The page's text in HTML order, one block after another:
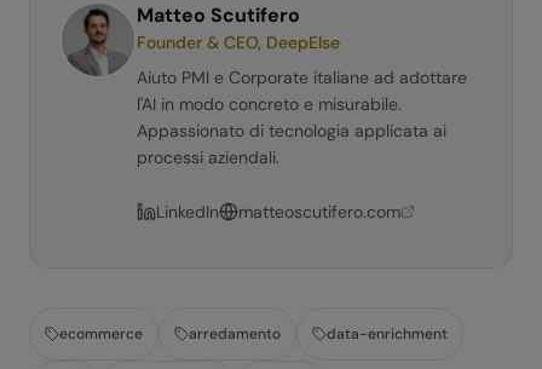
Matteo Scutifero
Founder & CEO, DeepElse
Aiuto PMI e Corporate italiane ad adottare
l'AI in modo concreto e misurabile.
Appassionato di tecnologia applicata ai
processi aziendali.
LinkedIn matteoscutifero.com
ecommerce arredamento data-enrichment